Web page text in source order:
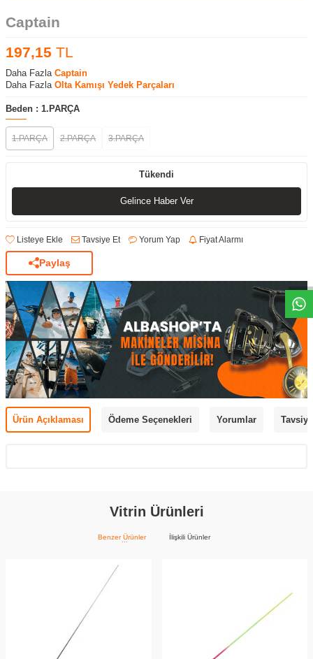
Captain
197,15 TL
Daha Fazla Captain
Daha Fazla Olta Kamışı Yedek Parçaları
Beden : 1.PARÇA
1.PARÇA 2.PARÇA 3.PARÇA
Tükendi
Gelince Haber Ver
Listeye Ekle Tavsiye Et Yorum Yap Fiyat Alarmı
Paylaş
Ürün Açıklaması Ödeme Seçenekleri Yorumlar
Vitrin Ürünleri
Benzer Ürünler İlişkili Ürünler